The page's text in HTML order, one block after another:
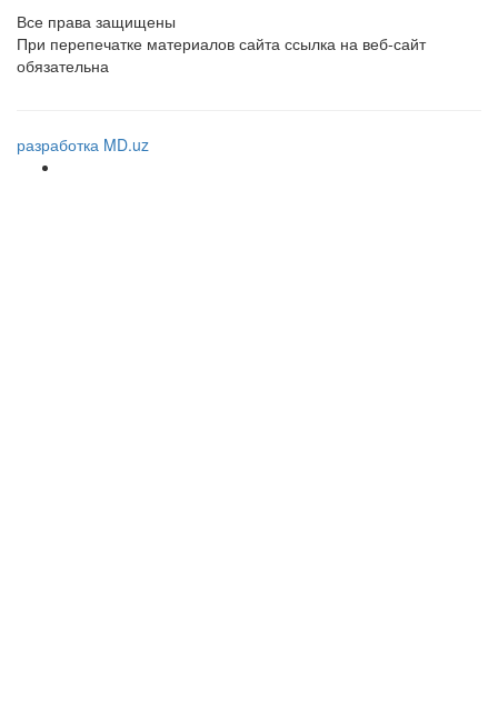
Все права защищены
При перепечатке материалов сайта ссылка на веб-сайт
обязательна
разработка MD.uz